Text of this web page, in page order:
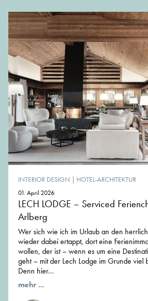
INTERIOR DESIGN | HOTEL-ARCHITEKTUR
01. April 2026
LECH LODGE – Serviced
Arlberg
Wer sich wie ich im Urlaub an den
wieder dabei ertappt, dort eine
wollen, der ist – wenn es um eine
geht – mit der Lech Lodge im Grunde viel
Denn hier...
mehr ...